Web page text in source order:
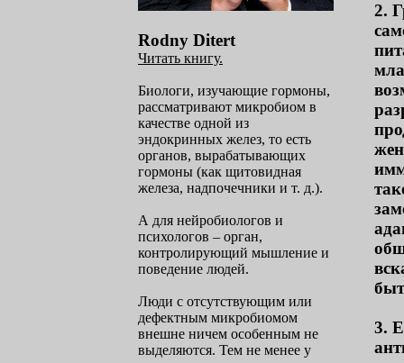
Rodny Ditert
Читать книгу.
Биологи, изучающие гормоны,
рассматривают микробиом в
качестве одной из
эндокринных желез, то есть
органов, вырабатывающих
гормоны (как щитовидная
железа, надпочечники и т. д.).
А для нейробиологов и
психологов – орган,
контролирующий мышление и
поведение людей.
Люди с отсутствующим или
дефектным микробиомом
внешне ничем особенным не
выделяются. Тем не менее у
2.
3.